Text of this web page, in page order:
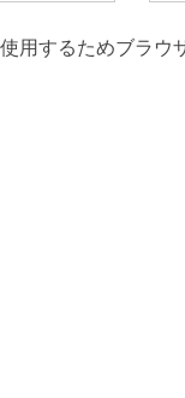
用するためブラウ